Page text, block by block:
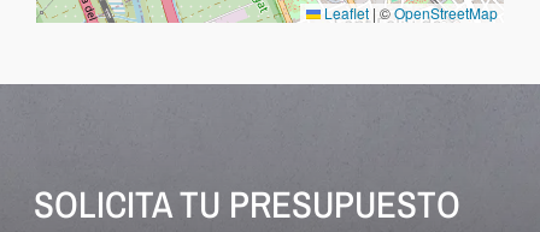
Leaflet | ©OpenStreetMap
SOLICITA TU PRESUPUESTO